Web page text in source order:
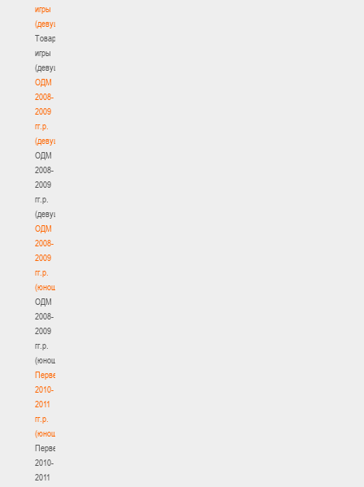
игры
(девушки)
Товарищеские
игры
(девушки)
ОДМ
2008-
2009
гг.р.
(девушки)
ОДМ
2008-
2009
гг.р.
(девушки)
ОДМ
2008-
2009
гг.р.
(юноши)
ОДМ
2008-
2009
гг.р.
(юноши)
Первенство
2010-
2011
гг.р.
(юноши)
Первенство
2010-
2011